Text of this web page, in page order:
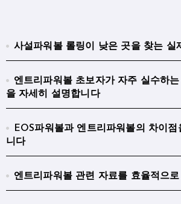
사설파워볼 롤링이 낮은 곳을 찾는 실
엔트리파워볼 초보자가 자주 실수하
을 자세히 설명합니다
EOS파워볼과 엔트리파워볼의 차이
니다
엔트리파워볼 관련 자료를 효율적으